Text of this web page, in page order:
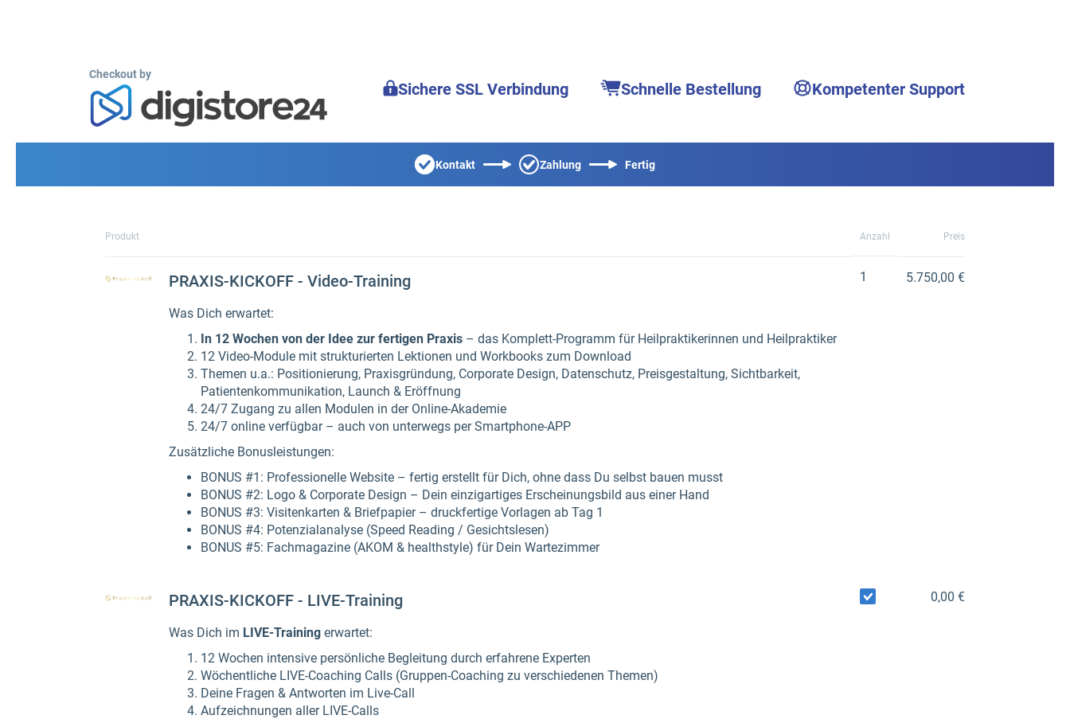
Checkout by
Sichere SSL Verbindung Schnelle Bestellung Kompetenter Support
Kontakt Zahlung Fertig
Produkt Anzahl Preis
PRAXIS-KICKOFF - Video-Training
Was Dich erwartet:
In 12 Wochen von der Idee zur fertigen Praxis – das Komplett-Programm für Heilpraktikerinnen und Heilpraktiker
12 Video-Module mit strukturierten Lektionen und Workbooks zum Download
Themen u.a.: Positionierung, Praxisgründung, Corporate Design, Datenschutz, Preisgestaltung, Sichtbarkeit,
Patientenkommunikation, Launch & Eröffnung
24/7 Zugang zu allen Modulen in der Online-Akademie
24/7 online verfügbar – auch von unterwegs per Smartphone-APP
Zusätzliche Bonusleistungen:
BONUS #1: Professionelle Website – fertig erstellt für Dich, ohne dass Du selbst bauen musst
BONUS #2: Logo & Corporate Design – Dein einzigartiges Erscheinungsbild aus einer Hand
BONUS #3: Visitenkarten & Briefpapier – druckfertige Vorlagen ab Tag 1
BONUS #4: Potenzialanalyse (Speed Reading / Gesichtslesen)
BONUS #5: Fachmagazine (AKOM & healthstyle) für Dein Wartezimmer
1 5.750,00 €
PRAXIS-KICKOFF - LIVE-Training
Was Dich im LIVE-Training erwartet:
12 Wochen intensive persönliche Begleitung durch erfahrene Experten
Wöchentliche LIVE-Coaching Calls (Gruppen-Coaching zu verschiedenen Themen)
Deine Fragen & Antworten im Live-Call
Aufzeichnungen aller LIVE-Calls
0,00 €